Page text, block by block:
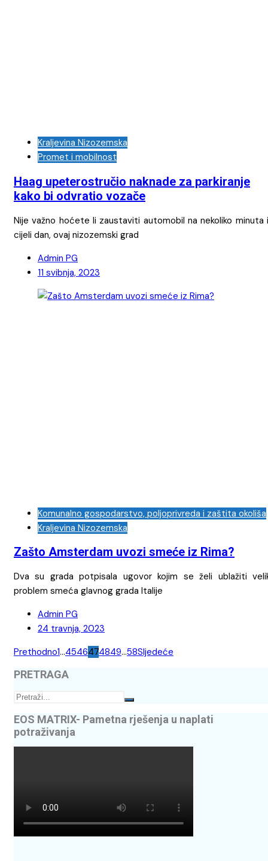
Kraljevina Nizozemska
Promet i mobilnost
Haag upeterostručio naknade za parkiranje
kako bi odvratio vozače
Nije važno hoćete li zaustaviti automobil na nekoliko minuta
cijeli dan, ovaj nizozemski grad
Admin PG
11 svibnja, 2023
Komunalno gospodarstvo, poljoprivreda i zaštita okoliša
Kraljevina Nizozemska
Zašto Amsterdam uvozi smeće iz Rima?
Dva su grada potpisala ugovor kojim se želi ublažiti
problem smeća glavnog grada Italije
Admin PG
24 travnja, 2023
Brojevi
stranica
objava
Prethodno1…4546474849…58Sljedeće
PRETRAGA
EOS MATRIX- Pametna rješenja u naplati
potraživanja